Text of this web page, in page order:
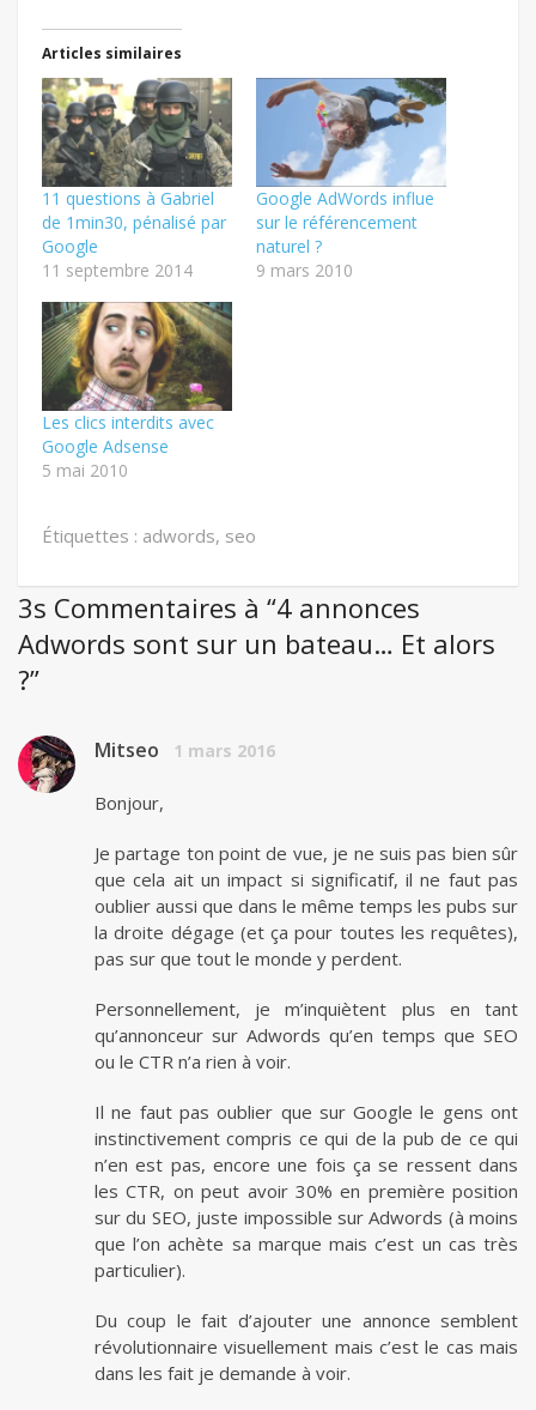
dans
nouvelle
fenêtre)
dans
une
nouvelle
fenêtre)nouvelle
fenêtre)
Articles similaires
11 questions à Gabriel
de 1min30, pénalisé par
Google
11 septembre 2014
Google AdWords influe
sur le référencement
naturel ?
9 mars 2010
Les clics interdits avec
Google Adsense
5 mai 2010
Étiquettes : adwords, seo
3s Commentaires à “4 annonces
Adwords sont sur un bateau… Et alors
?”
Mitseo 1 mars 2016
Bonjour,
Je partage ton point de vue, je ne suis pas bien sûr
que cela ait un impact si significatif, il ne faut pas
oublier aussi que dans le même temps les pubs sur
la droite dégage (et ça pour toutes les requêtes),
pas sur que tout le monde y perdent.
Personnellement, je m’inquiètent plus en tant
qu’annonceur sur Adwords qu’en temps que SEO
ou le CTR n’a rien à voir.
Il ne faut pas oublier que sur Google le gens ont
instinctivement compris ce qui de la pub de ce qui
n’en est pas, encore une fois ça se ressent dans
les CTR, on peut avoir 30% en première position
sur du SEO, juste impossible sur Adwords (à moins
que l’on achète sa marque mais c’est un cas très
particulier).
Du coup le fait d’ajouter une annonce semblent
révolutionnaire visuellement mais c’est le cas mais
dans les fait je demande à voir.